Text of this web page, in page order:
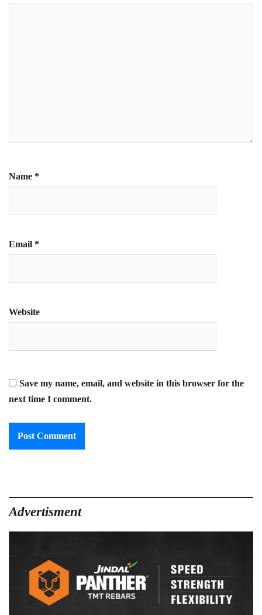
Name *
Email *
Website
Save my name, email, and website in this browser for the
next time I comment.
Advertisment